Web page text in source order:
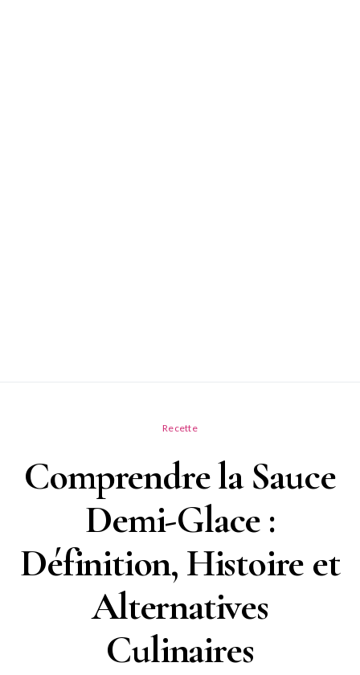
Recette
Comprendre la Sauce
Demi-Glace :
Définition, Histoire et
Alternatives
Culinaires